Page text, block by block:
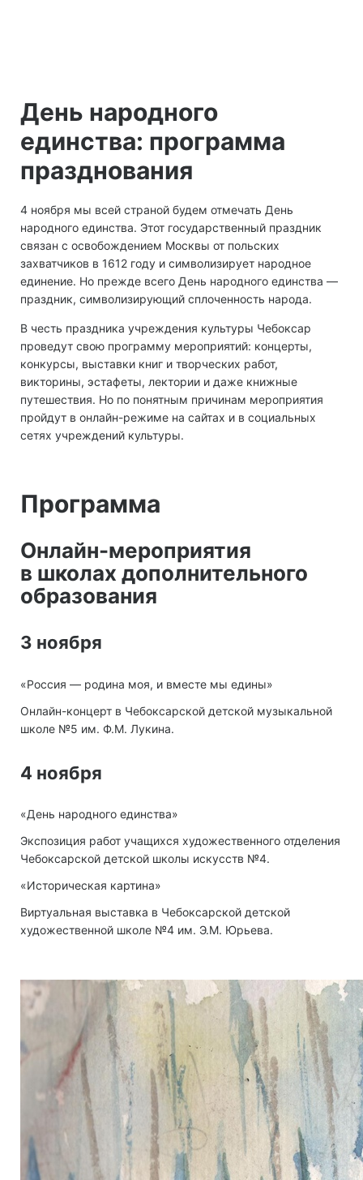
День народного
единства: программа
празднования
4 ноября мы всей страной будем отмечать День
народного единства. Этот государственный праздник
связан с освобождением Москвы от польских
захватчиков в 1612 году и символизирует народное
единение. Но прежде всего День народного единства —
праздник, символизирующий сплоченность народа.
В честь праздника учреждения культуры Чебоксар
проведут свою программу мероприятий: концерты,
конкурсы, выставки книг и творческих работ,
викторины, эстафеты, лектории и даже книжные
путешествия. Но по понятным причинам мероприятия
пройдут в онлайн-режиме на сайтах и в социальных
сетях учреждений культуры.
Программа
Онлайн-мероприятия
в школах дополнительного
образования
3 ноября
«Россия — родина моя, и вместе мы едины»
Онлайн-концерт в Чебоксарской детской музыкальной
школе №5 им. Ф.М. Лукина.
4 ноября
«День народного единства»
Экспозиция работ учащихся художественного отделения
Чебоксарской детской школы искусств №4.
«Историческая картина»
Виртуальная выставка в Чебоксарской детской
художественной школе №4 им. Э.М. Юрьева.